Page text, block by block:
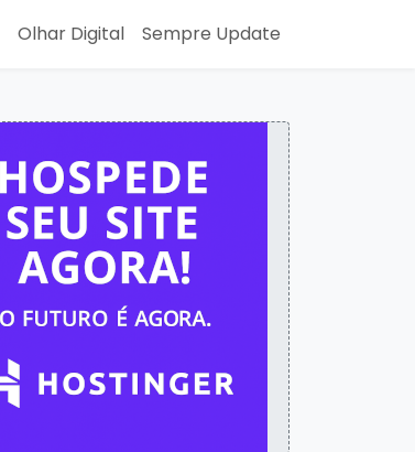
Olhar Digital Sempre Update